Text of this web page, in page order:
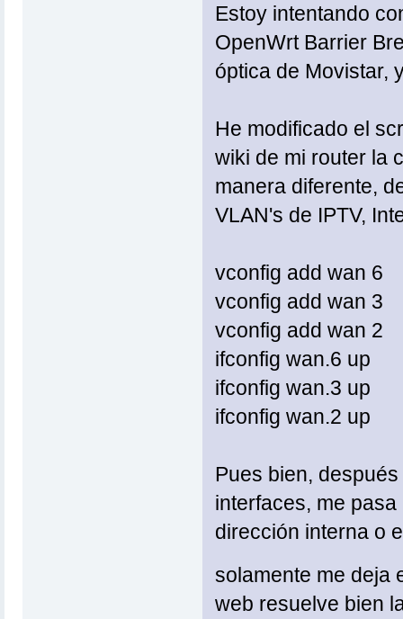
Estoy intentando
OpenWrt Barrier
óptica de Movistar,
He modificado el
wiki de mi router la
manera diferente,
VLAN's de IPTV,
vconfig add wan 6
vconfig add wan 3
vconfig add wan 2
ifconfig wan.6 up
ifconfig wan.3 up
ifconfig wan.2 up
Pues bien,
interfaces, me
dirección interna o
solamente me
web resuelve bien